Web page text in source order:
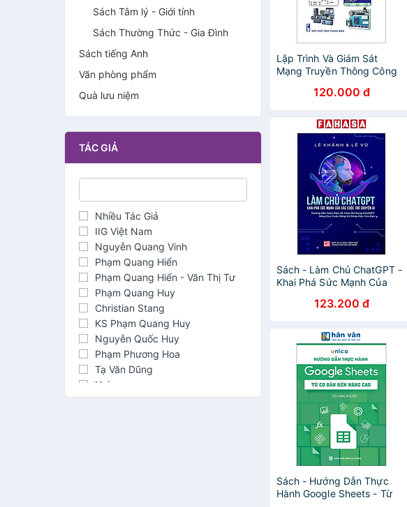
Sách Tâm lý - Giới tính
Sách Thường Thức - Gia Đình
Sách tiếng Anh
Văn phòng phẩm
Quà lưu niệm
TÁC GIẢ
Nhiều Tác Giả
IIG Việt Nam
Nguyễn Quang Vinh
Phạm Quang Hiển
Phạm Quang Hiển - Văn Thị Tư
Phạm Quang Huy
Christian Stang
KS Phạm Quang Huy
Nguyễn Quốc Huy
Phạm Phương Hoa
Tạ Văn Dũng
Unica
Vn-Guide
Lập Trình Và Giám Sát
Mạng Truyền Thông Công
120.000 đ
Sách - Làm Chủ ChatGPT -
Khai Phá Sức Mạnh Của
123.200 đ
Sách - Hướng Dẫn Thực
Hành Google Sheets - Từ